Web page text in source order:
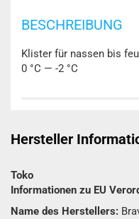
BESCHREIBUNG
Klister für nassen bis
0 °C — -2 °C
Hersteller
Toko
Informationen zu EU
Name des Herstellers: